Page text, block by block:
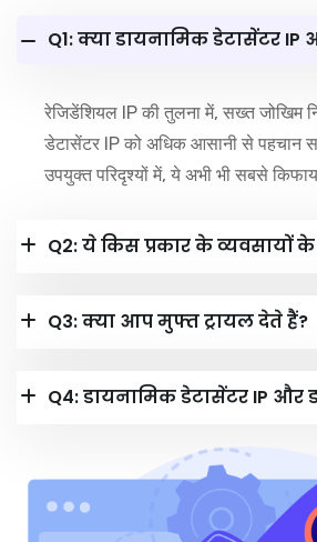
रेजिडेंशियल IP की तुलना में, सख्त जोखिम
डेटासेंटर IP को अधिक आसानी से पहचान
उपयुक्त परिदृश्यों में, ये अभी भी सबसे
Q2: ये किस प्रकार के व्यवसायों
Q3: क्या आप मुफ्त ट्रायल देते हैं?